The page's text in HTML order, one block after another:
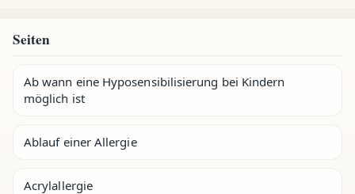
Seiten
Ab wann eine Hyposensibilisierung bei Kindern
möglich ist
Ablauf einer Allergie
Acrylallergie